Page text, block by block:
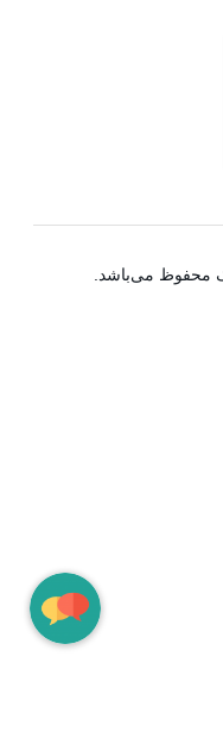
محفوظ می‌باشد.